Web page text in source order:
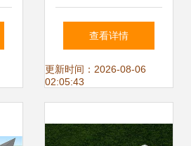
首条工业4.0生产示
范线亮相
查看详情
更新时间：2026-08-06
02:05:43